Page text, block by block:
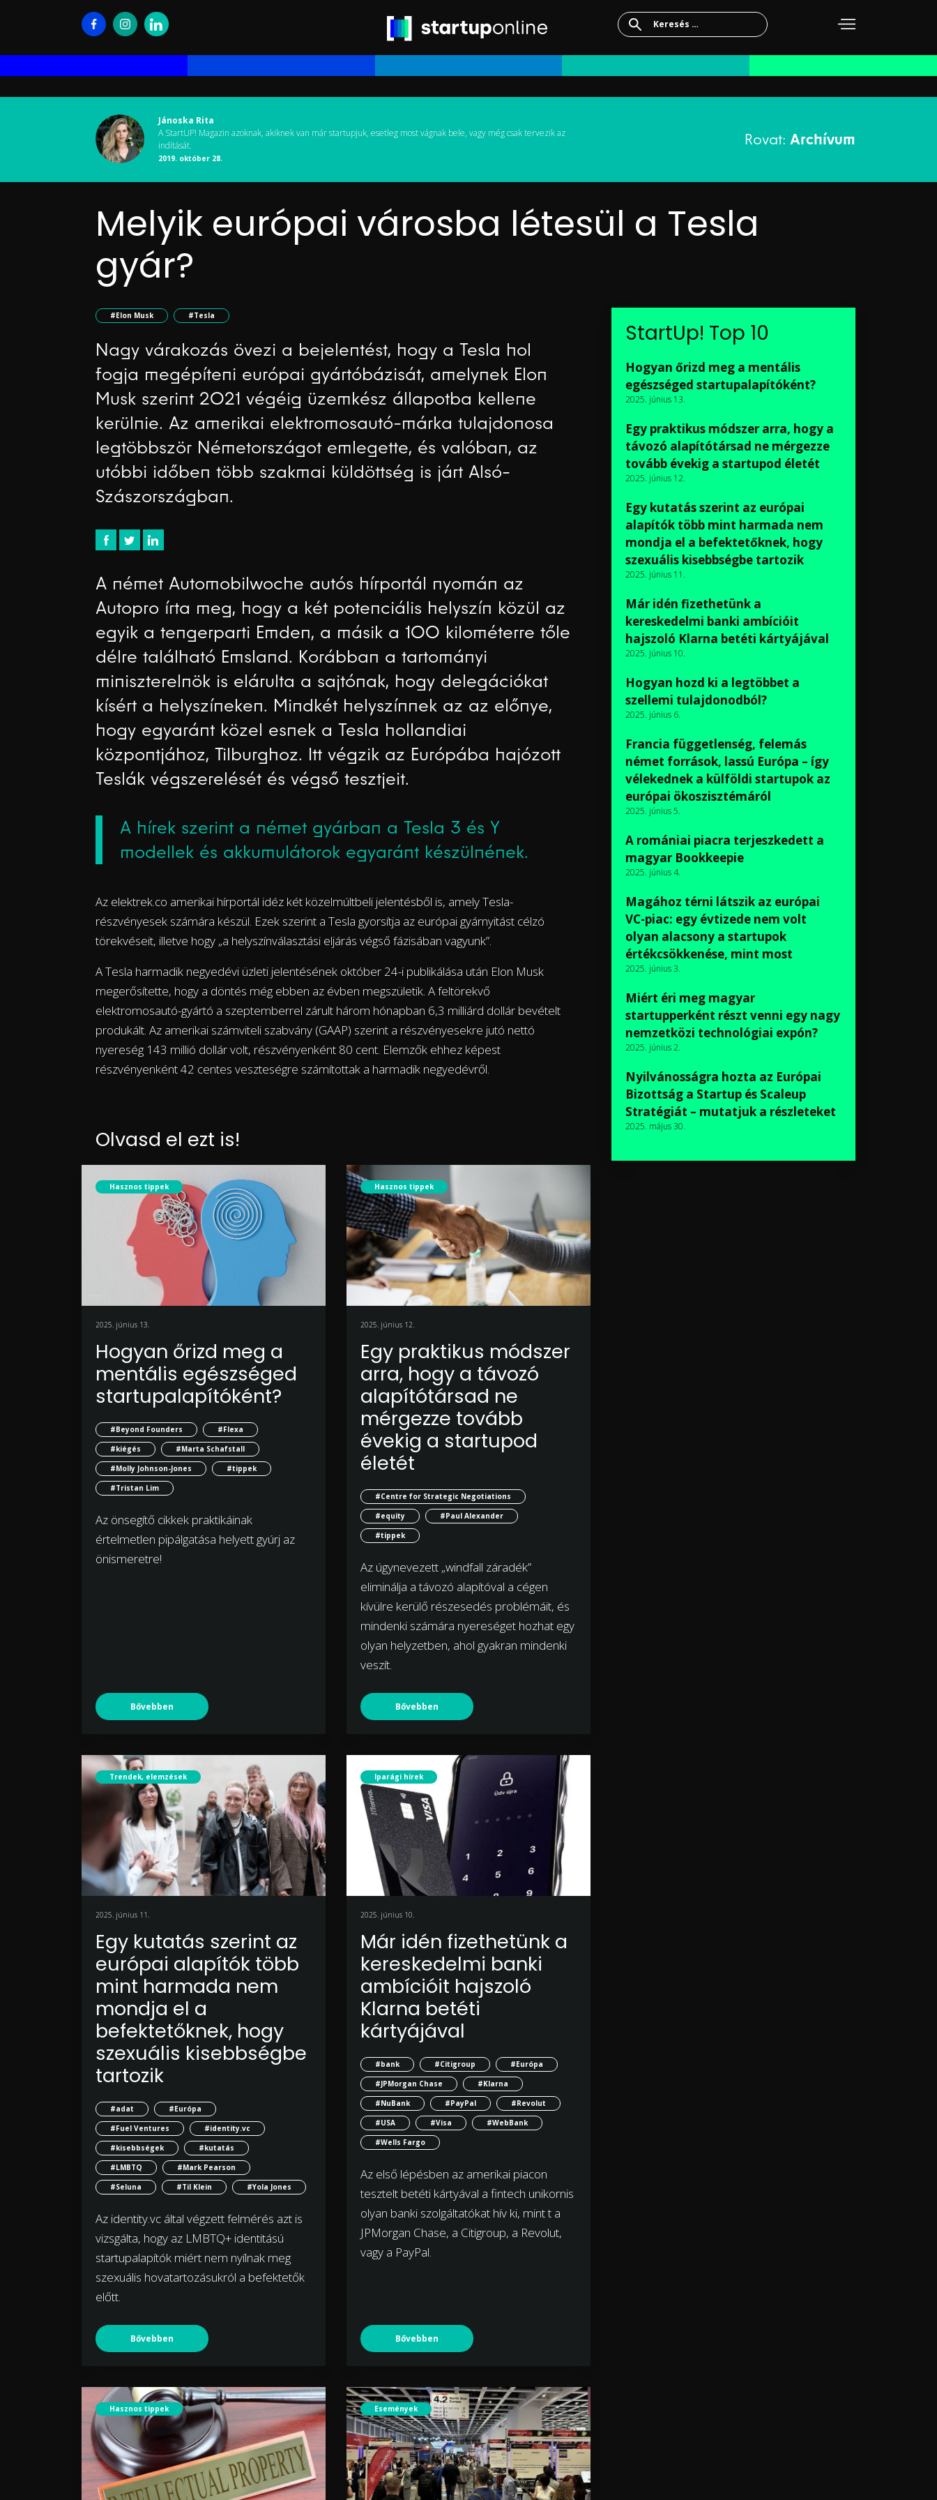
Keresés:
Jánoska Rita
A StartUP! Magazin azoknak, akiknek van már startupjuk, esetleg most vágnak bele, vagy még csak tervezik az
indítását.
2019. október 28.
Rovat: Archívum
Melyik európai városba létesül a Tesla
gyár?
#Elon Musk #Tesla
Nagy várakozás övezi a bejelentést, hogy a Tesla hol
fogja megépíteni európai gyártóbázisát, amelynek Elon
Musk szerint 2021 végéig üzemkész állapotba kellene
kerülnie. Az amerikai elektromosautó-márka tulajdonosa
legtöbbször Németországot emlegette, és valóban, az
utóbbi időben több szakmai küldöttség is járt Alsó-
Szászországban.
A német Automobilwoche autós hírportál nyomán az
Autopro írta meg, hogy a két potenciális helyszín közül az
egyik a tengerparti Emden, a másik a 100 kilométerre tőle
délre található Emsland. Korábban a tartományi
miniszterelnök is elárulta a sajtónak, hogy delegációkat
kísért a helyszíneken. Mindkét helyszínnek az az előnye,
hogy egyaránt közel esnek a Tesla hollandiai
központjához, Tilburghoz. Itt végzik az Európába hajózott
Teslák végszerelését és végső tesztjeit.
A hírek szerint a német gyárban a Tesla 3 és Y
modellek és akkumulátorok egyaránt készülnének.
Az elektrek.co amerikai hírportál idéz két közelmúltbeli jelentésből is, amely Tesla-
részvényesek számára készül. Ezek szerint a Tesla gyorsítja az európai gyárnyitást célzó
törekvéseit, illetve hogy „a helyszínválasztási eljárás végső fázisában vagyunk”.
A Tesla harmadik negyedévi üzleti jelentésének október 24-i publikálása után Elon Musk
megerősítette, hogy a döntés még ebben az évben megszületik. A feltörekvő
elektromosautó-gyártó a szeptemberrel zárult három hónapban 6,3 milliárd dollár bevételt
produkált. Az amerikai számviteli szabvány (GAAP) szerint a részvényesekre jutó nettó
nyereség 143 millió dollár volt, részvényenként 80 cent. Elemzők ehhez képest
részvényenként 42 centes veszteségre számítottak a harmadik negyedévről.
Olvasd el ezt is!
Hasznos tippek
2025. június 13.
Hogyan őrizd meg a
mentális egészséged
startupalapítóként?
#Beyond Founders
#Flexa
#kiégés
#Marta Schafstall
#Molly Johnson-Jones
#tippek
#Tristan Lim
Az önsegítő cikkek praktikáinak
értelmetlen pipálgatása helyett gyúrj az
önismeretre!
Bővebben
Hasznos tippek
2025. június 12.
Egy praktikus módszer
arra, hogy a távozó
alapítótársad ne
mérgezze tovább
évekig a startupod
életét
#Centre for Strategic Negotiations
#equity
#Paul Alexander
#tippek
Az úgynevezett „windfall záradék”
eliminálja a távozó alapítóval a cégen
kívülre kerülő részesedés problémáit, és
mindenki számára nyereséget hozhat egy
olyan helyzetben, ahol gyakran mindenki
veszít.
Bővebben
Trendek, elemzések
2025. június 11.
Egy kutatás szerint az
európai alapítók több
mint harmada nem
mondja el a
befektetőknek, hogy
szexuális kisebbségbe
tartozik
#adat
#Európa
#Fuel Ventures
#identity.vc
#kisebbségek
#kutatás
#LMBTQ
#Mark Pearson
#Seluna
#Til Klein #Yola Jones
Az identity.vc által végzett felmérés azt is
vizsgálta, hogy az LMBTQ+ identitású
startupalapítók miért nem nyílnak meg
szexuális hovatartozásukról a befektetők
előtt.
Bővebben
Iparági hírek
2025. június 10.
Már idén fizethetünk a
kereskedelmi banki
ambícióit hajszoló
Klarna betéti
kártyájával
#bank #Citigroup
#Európa
#JPMorgan Chase
#Klarna
#NuBank
#PayPal
#Revolut
#USA
#Visa
#WebBank
#Wells Fargo
Az első lépésben az amerikai piacon
tesztelt betéti kártyával a fintech unikornis
olyan banki szolgáltatókat hív ki, mint t a
JPMorgan Chase, a Citigroup, a Revolut,
vagy a PayPal.
Bővebben
Hasznos tippek Események
StartUp! Top 10
Hogyan őrizd meg a mentális
egészséged startupalapítóként?
2025. június 13.
Egy praktikus módszer arra, hogy a
távozó alapítótársad ne mérgezze
tovább évekig a startupod életét
2025. június 12.
Egy kutatás szerint az európai
alapítók több mint harmada nem
mondja el a befektetőknek, hogy
szexuális kisebbségbe tartozik
2025. június 11.
Már idén fizethetünk a
kereskedelmi banki ambícióit
hajszoló Klarna betéti kártyájával
2025. június 10.
Hogyan hozd ki a legtöbbet a
szellemi tulajdonodból?
2025. június 6.
Francia függetlenség, felemás
német források, lassú Európa – így
vélekednek a külföldi startupok az
európai ökoszisztémáról
2025. június 5.
A romániai piacra terjeszkedett a
magyar Bookkeepie
2025. június 4.
Magához térni látszik az európai
VC-piac: egy évtizede nem volt
olyan alacsony a startupok
értékcsökkenése, mint most
2025. június 3.
Miért éri meg magyar
startupperként részt venni egy nagy
nemzetközi technológiai expón?
2025. június 2.
Nyilvánosságra hozta az Európai
Bizottság a Startup és Scaleup
Stratégiát – mutatjuk a részleteket
2025. május 30.